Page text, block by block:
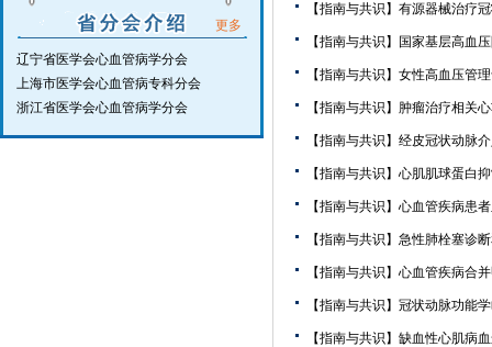
更多
辽宁省医学会心血管病学分会
上海市医学会心血管病专科分会
浙江省医学会心血管病学分会
【指南与共识】有源器械治疗
【指南与共识】国家基层高血
【指南与共识】女性高血压管
【指南与共识】肿瘤治疗相关
【指南与共识】经皮冠状动脉
【指南与共识】心肌肌球蛋白
【指南与共识】心血管疾病患
【指南与共识】急性肺栓塞诊
【指南与共识】心血管疾病合
【指南与共识】冠状动脉功能
【指南与共识】缺血性心肌病